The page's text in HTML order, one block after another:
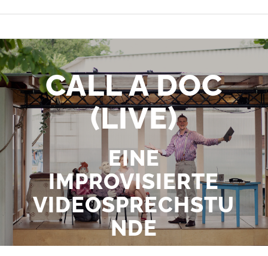
CALL A DOC
(LIVE)
EINE
IMPROVISIERTE
VIDEOSPRECHSTU
NDE